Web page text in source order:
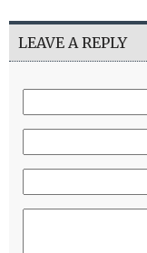
LEAVE A REPLY